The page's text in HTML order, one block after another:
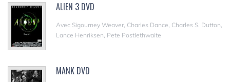
ALIEN 3 DVD
Avec Sigourney Weaver, Charles Dance, Charles S. Dutton,
Lance Henriksen, Pete Postlethwaite
MANK DVD